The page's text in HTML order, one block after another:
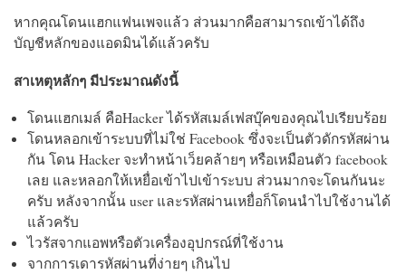
หากคุณโดนแฮกแฟนเพจแล้ว ส่วนมากคือสามารถเข้าได้ถึง
บัญชีหลักของแอดมินได้แล้วครับ
สาเหตุหลักๆ มีประมาณดังนี้
โดนแฮกเมล์ คือHacker ได้รหัสเมล์เฟสบุ๊คของคุณไปเรียบร้อย
โดนหลอกเข้าระบบที่ไม่ใช่ Facebook ซึ่งจะเป็นตัวดักรหัสผ่าน
กัน โดน Hacker จะทำหน้าเว็ยคล้ายๆ หรือเหมือนตัว facebook
เลย และหลอกให้เหยื่อเข้าไปเข้าระบบ ส่วนมากจะโดนกันนะ
ครับ หลังจากนั้น user และรหัสผ่านเหยื่อก็โดนนำไปใช้งานได้
แล้วครับ
ไวรัสจากแอพหรือตัวเครื่องอุปกรณ์ที่ใช้งาน
จากการเดารหัสผ่านที่ง่ายๆ เกินไป